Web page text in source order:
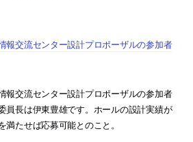
報交流センター設計プロポーザルの参加者
報交流センター設計プロポーザルの参加者
員長は伊東豊雄です。ホールの設計実績が
たせば応募可能とのこと。